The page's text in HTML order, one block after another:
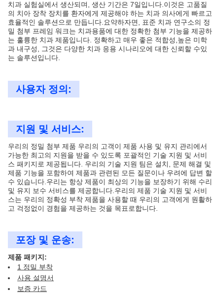
치과 실험실에서 생산되며, 생산 기간은 7일입니다.이것은 고품질
의 치아 장착 장치를 환자에게 제공해야 하는 치과 의사에게 빠르고
효율적인 솔루션으로 만듭니다.요약하자면, 표준 치과 연구소의 정
밀 첨부 프레임 워크는 치과용품에 대한 정확한 첨부 기능을 제공하
는 훌륭한 치과 제품입니다. 정확하고 매우 좋은 적합성,높은 미학
과 내구성, 그것은 다양한 치과 응용 시나리오에 대한 신뢰할 수있
는 솔루션입니다.
사용자 정의:
지원 및 서비스:
우리의 정밀 첨부 제품 우리의 고객이 제품 사용 및 유지 관리에서
가능한 최고의 지원을 받을 수 있도록 포괄적인 기술 지원 및 서비
스 패키지로 제공됩니다. 우리의 기술 지원 팀은 설치, 문제 해결 및
제품 기능을 포함하여 제품과 관련된 모든 질문이나 우려에 답변 할
수 있습니다.우리는 항상 제품이 최상의 기능을 보장하기 위해 수리
및 유지 보수 서비스를 제공합니다.우리의 제품 기술 지원 및 서비
스는 우리의 정확성 부착 제품을 사용할 때 우리의 고객에게 원활하
고 걱정없이 경험을 제공하는 것을 목표로합니다.
포장 및 운송:
제품 패키지:
1 정밀 부착
사용 설명서
보증 카드